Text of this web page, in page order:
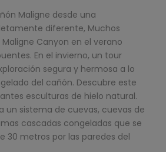
Maligne desde una
diferente, Muchos
Canyon en el verano
En el invierno, un tour
segura y hermosa a lo
del cañón. Descubre este
esculturas de hielo natural.
un sistema de cuevas, cuevas de
cascadas congeladas que se
30 metros por las paredes del